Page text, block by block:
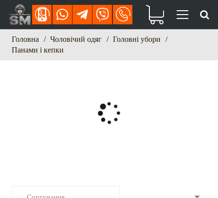
Головна / Чоловічий одяг / Головні убори
/
Панами і кепки